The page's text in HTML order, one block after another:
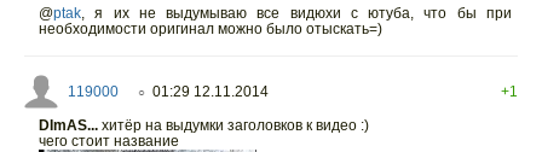
@ptak,я их не выдумываю все видюхи с ютуба, что бы при
необходимости оригинал можно было отыскать=)
119000 ○ 01:29 12.11.2014
+1
DImAS... хитёр на выдумки заголовков к видео :)
чего стоит название